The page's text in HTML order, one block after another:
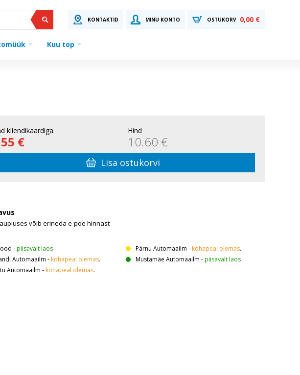
KONTAKTID MINU KONTO OSTUKORV 0,00 €
Kuu top
kliendikaardiga
€
Hind
10.60 €
Lisa ostukorvi
võib erineda e-poe hinnast
-piisavalt laos
Automaailm - kohapeal olemas.
Automaailm - kohapeal olemas.
Pärnu Automaailm - kohapeal olemas.
Mustamäe Automaailm -piisavalt laos